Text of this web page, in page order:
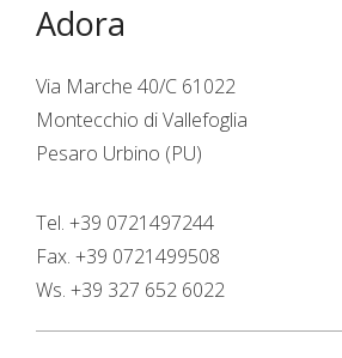
Adora
Via Marche 40/C 61022
Montecchio di Vallefoglia
Pesaro Urbino (PU)
Tel. +39 0721497244
Fax. +39 0721499508
Ws. +39 327 652 6022